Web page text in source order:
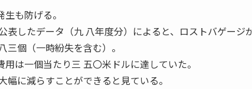
も防げる。
表したデータ（九 八年度分）によると、ロストバゲージ
個（一時紛失を含む）。
は一個当たり三 五〇米ドルに達していた。
に減らすことができると見ている。